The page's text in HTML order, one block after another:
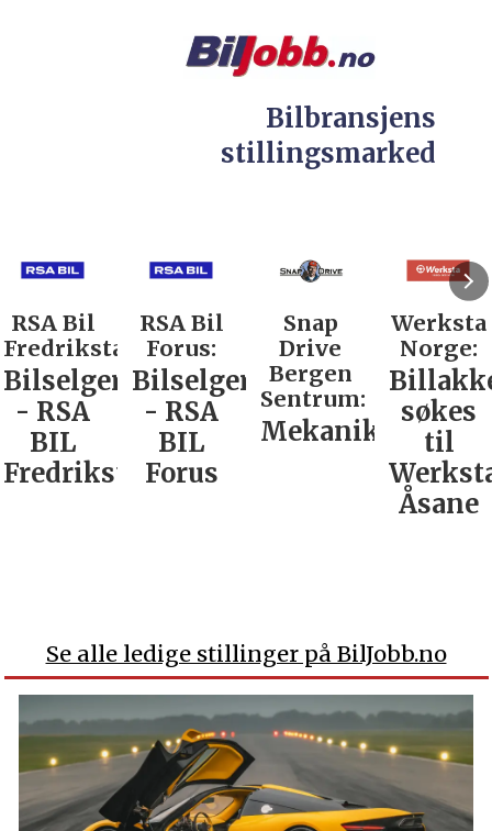
Bilbransjens
stillingsmarked
RSA Bil
Fredrikstad:
Bilselger
- RSA
BIL
Fredrikstad
RSA Bil
Forus:
Bilselger
- RSA
BIL
Forus
Snap
Drive
Bergen
Sentrum:
Mekaniker
Werksta
Norge:
søkes
til
Åsane
Se alle ledige stillinger på BilJobb.no